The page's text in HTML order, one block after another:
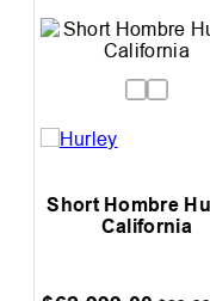
Precio sin impuestos
$ 99.172,73
LOS